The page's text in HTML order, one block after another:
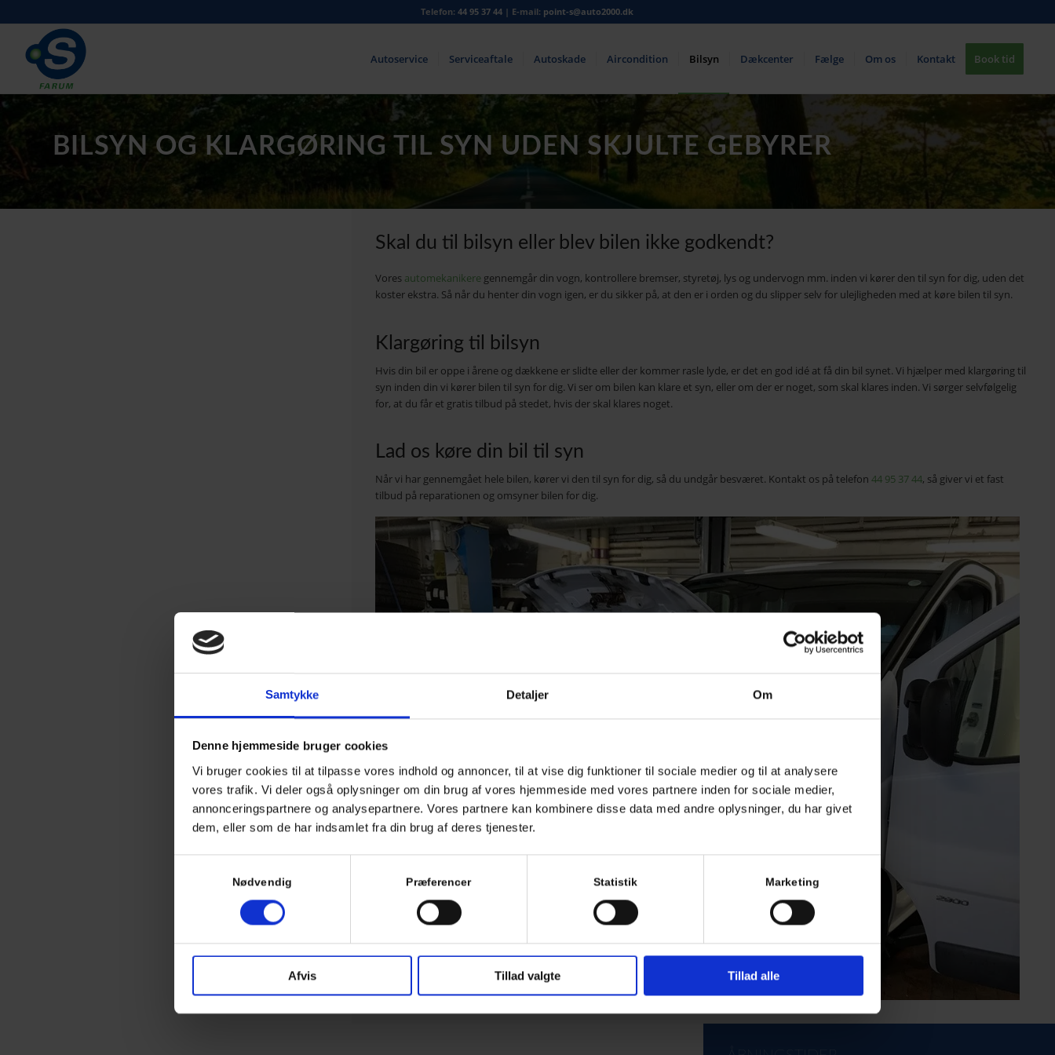
Samtykke Detaljer Om
Denne hjemmeside bruger cookies
Vi bruger cookies til at tilpasse vores indhold og annoncer, til at vise dig funktioner til sociale medier og til at analysere
vores trafik. Vi deler også oplysninger om din brug af vores hjemmeside med vores partnere inden for sociale medier,
annonceringspartnere og analysepartnere. Vores partnere kan kombinere disse data med andre oplysninger, du har givet
dem, eller som de har indsamlet fra din brug af deres tjenester.
Nødvendig Præferencer Statistik Marketing
Afvis Tillad valgte Tillad alle
Telefon:44 95 37 44 | E-mail: point-s@auto2000.dk
Autoservice Serviceaftale Autoskade Aircondition Bilsyn Dækcenter Fælge Om os Kontakt Book tid
BILSYN OG KLARGØRING TIL SYN UDEN SKJULTE GEBYRER
Skal du til bilsyn eller blev bilen ikke godkendt?
Vores automekanikere gennemgår din vogn, kontrollere bremser, styretøj, lys og undervogn mm. inden vi kører den til syn for dig, uden det
koster ekstra. Så når du henter din vogn igen, er du sikker på, at den er i orden og du slipper selv for ulejligheden med at køre bilen til syn.
Klargøring til bilsyn
Hvis din bil er oppe i årene og dækkene er slidte eller der kommer rasle lyde, er det en god idé at få din bil synet. Vi hjælper med klargøring til
syn inden din vi kører bilen til syn for dig. Vi ser om bilen kan klare et syn, eller om der er noget, som skal klares inden. Vi sørger selvfølgelig
for, at du får et gratis tilbud på stedet, hvis der skal klares noget.
Lad os køre din bil til syn
Når vi har gennemgået hele bilen, kører vi den til syn for dig, så du undgår besværet. Kontakt os på telefon 44 95 37 44, så giver vi et fast
tilbud på reparationen og omsyner bilen for dig.